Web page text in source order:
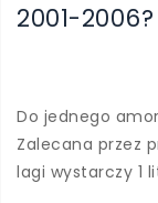
2001-2006?
Do jednego
Zalecana przez
lagi wystarczy 1